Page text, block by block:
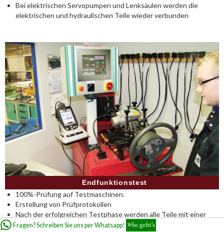
Bei elektrischen Servopumpen und Lenksäulen werden die
elektrischen und hydraulischen Teile wieder verbunden
Endfunktionstest
100%-Prüfung auf Testmaschinen.
Erstellung von Prüfprotokollen
Nach der erfolgreichen Testphase werden alle Teile mit einer
Seriennummer
Fragen? Schreiben Sie uns per Whatsapp! So geht's